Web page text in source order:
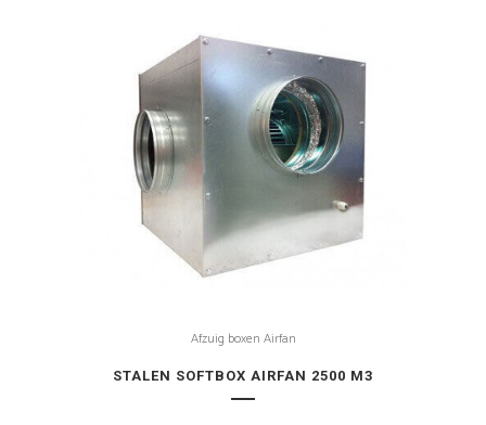
Afzuig boxen Airfan
STALEN SOFTBOX AIRFAN 2500 M3